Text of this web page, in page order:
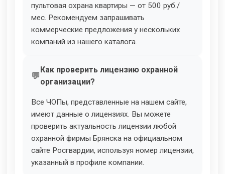
пультовая охрана квартиры — от 500 руб./
мес. Рекомендуем запрашивать
коммерческие предложения у нескольких
компаний из нашего каталога.
Как проверить лицензию охранной
организации?
Все ЧОПы, представленные на нашем сайте,
имеют данные о лицензиях. Вы можете
проверить актуальность лицензии любой
охранной фирмы Брянска на официальном
сайте Росгвардии, используя номер лицензии,
указанный в профиле компании.